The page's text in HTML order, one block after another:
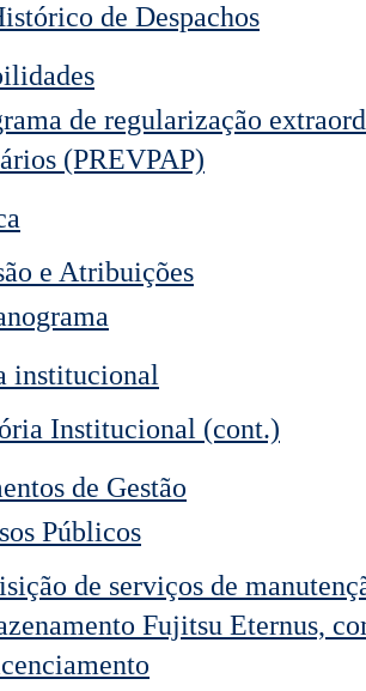
de Despachos
de regularização
(PREVPAP)
e Atribuições
institucional
Institucional (cont.)
de Gestão
Públicos
de serviços de
Fujitsu Eternus,